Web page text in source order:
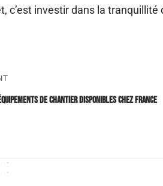
c’est investir dans la tranquillité
de chantier disponibles chez France